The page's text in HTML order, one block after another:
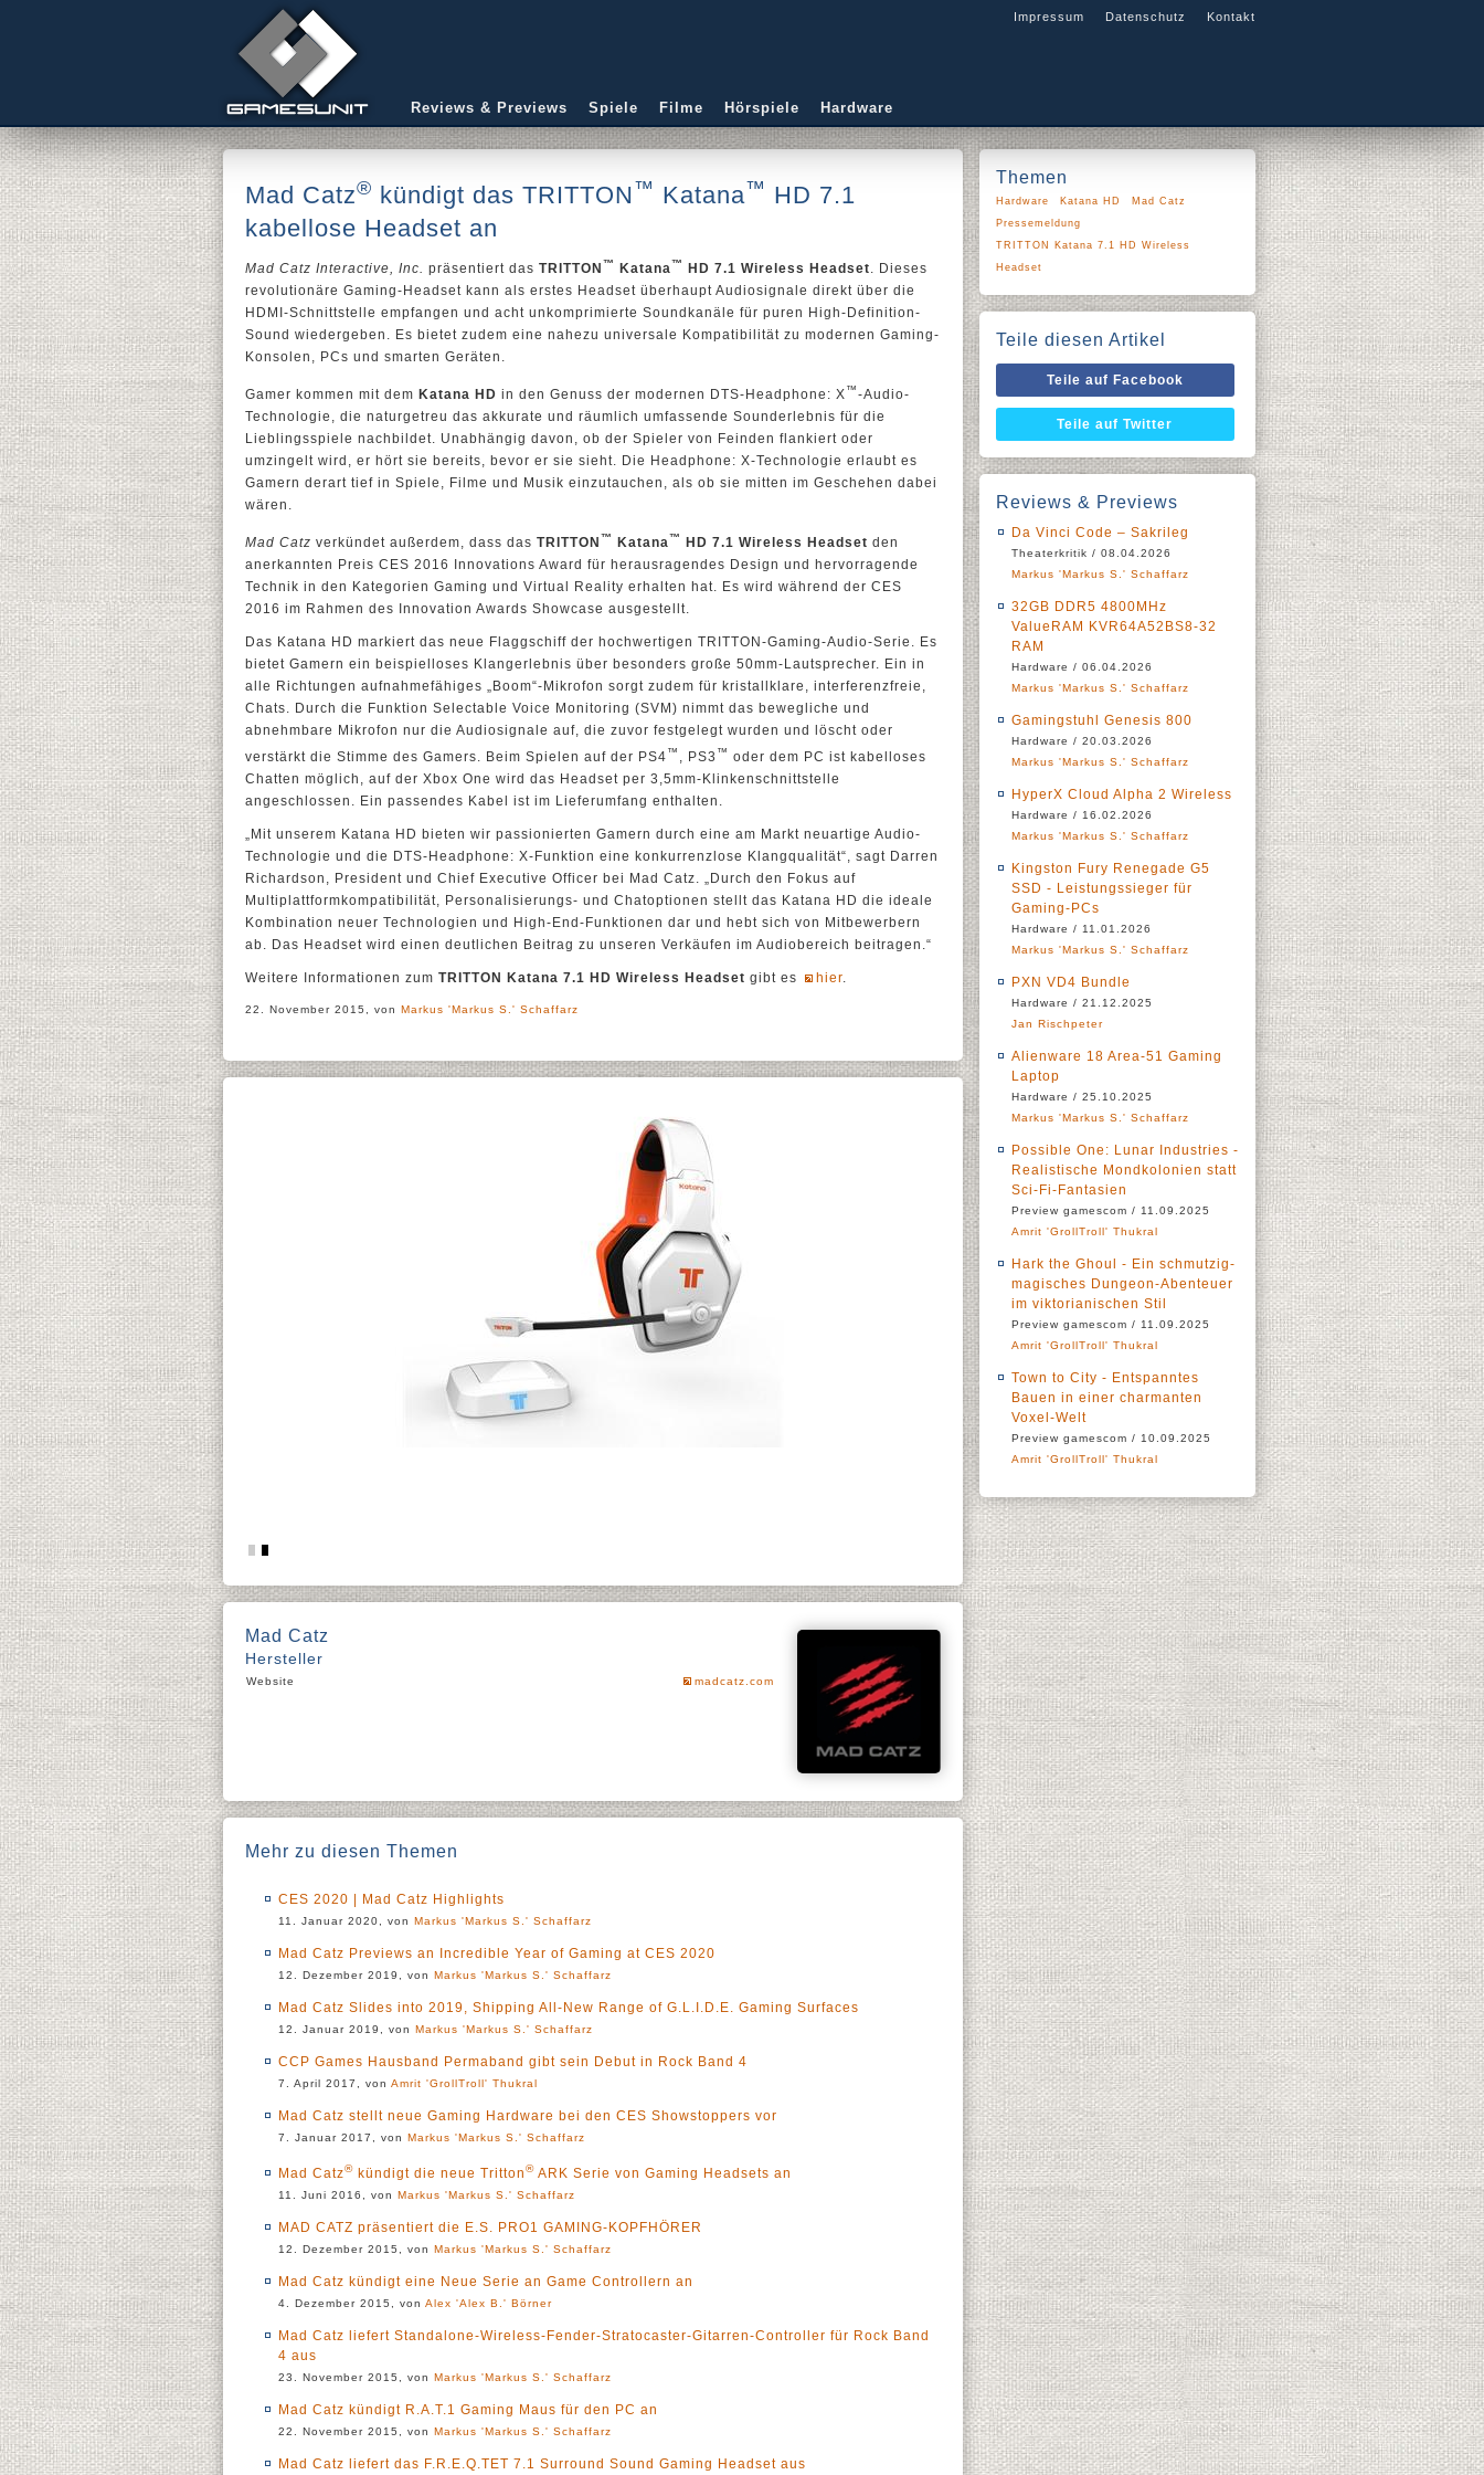
Impressum Datenschutz Kontakt
Reviews & Previews Spiele Filme Hörspiele Hardware
Mad Catz® kündigt das TRITTON™ Katana™ HD 7.1
kabellose Headset an
Mad Catz Interactive, Inc. präsentiert das TRITTON ™ Katana™ HD 7.1 Wireless Headset. Dieses
revolutionäre Gaming-Headset kann als erstes Headset überhaupt Audiosignale direkt über die
HDMI-Schnittstelle empfangen und acht unkomprimierte Soundkanäle für puren High-Definition-
Sound wiedergeben. Es bietet zudem eine nahezu universale Kompatibilität zu modernen Gaming-
Konsolen, PCs und smarten Geräten.
Gamer kommen mit dem Katana HD in den Genuss der modernen DTS-Headphone: X™-Audio-
Technologie, die naturgetreu das akkurate und räumlich umfassende Sounderlebnis für die
Lieblingsspiele nachbildet. Unabhängig davon, ob der Spieler von Feinden flankiert oder
umzingelt wird, er hört sie bereits, bevor er sie sieht. Die Headphone: X-Technologie erlaubt es
Gamern derart tief in Spiele, Filme und Musik einzutauchen, als ob sie mitten im Geschehen dabei
wären.
Mad Catz verkündet außerdem, dass das TRITTON ™ Katana™ HD 7.1 Wireless Headset den
anerkannten Preis CES 2016 Innovations Award für herausragendes Design und hervorragende
Technik in den Kategorien Gaming und Virtual Reality erhalten hat. Es wird während der CES
2016 im Rahmen des Innovation Awards Showcase ausgestellt.
Das Katana HD markiert das neue Flaggschiff der hochwertigen TRITTON-Gaming-Audio-Serie. Es
bietet Gamern ein beispielloses Klangerlebnis über besonders große 50mm-Lautsprecher. Ein in
alle Richtungen aufnahmefähiges „Boom“-Mikrofon sorgt zudem für kristallklare, interferenzfreie,
Chats. Durch die Funktion Selectable Voice Monitoring (SVM) nimmt das bewegliche und
abnehmbare Mikrofon nur die Audiosignale auf, die zuvor festgelegt wurden und löscht oder
verstärkt die Stimme des Gamers. Beim Spielen auf der PS4™ , PS3 ™ oder dem PC ist kabelloses
Chatten möglich, auf der Xbox One wird das Headset per 3,5mm-Klinkenschnittstelle
angeschlossen. Ein passendes Kabel ist im Lieferumfang enthalten.
„Mit unserem Katana HD bieten wir passionierten Gamern durch eine am Markt neuartige Audio-
Technologie und die DTS-Headphone: X-Funktion eine konkurrenzlose Klangqualität“, sagt Darren
Richardson, President und Chief Executive Officer bei Mad Catz. „Durch den Fokus auf
Multiplattformkompatibilität, Personalisierungs- und Chatoptionen stellt das Katana HD die ideale
Kombination neuer Technologien und High-End-Funktionen dar und hebt sich von Mitbewerbern
ab. Das Headset wird einen deutlichen Beitrag zu unseren Verkäufen im Audiobereich beitragen.“
Weitere Informationen zum TRITTON Katana 7.1 HD Wireless Headset gibt es hier.
22. November 2015, von Markus 'Markus S.' Schaffarz
Mad Catz
Hersteller
Website madcatz.com
Mehr zu diesen Themen
CES 2020 | Mad Catz Highlights
11. Januar 2020, von Markus 'Markus S.' Schaffarz
Mad Catz Previews an Incredible Year of Gaming at CES 2020
12. Dezember 2019, von Markus 'Markus S.' Schaffarz
Mad Catz Slides into 2019, Shipping All-New Range of G.L.I.D.E. Gaming Surfaces
12. Januar 2019, von Markus 'Markus S.' Schaffarz
CCP Games Hausband Permaband gibt sein Debut in Rock Band 4
7. April 2017, von Amrit 'GrollTroll' Thukral
Mad Catz stellt neue Gaming Hardware bei den CES Showstoppers vor
7. Januar 2017, von Markus 'Markus S.' Schaffarz
Mad Catz® kündigt die neue Tritton® ARK Serie von Gaming Headsets an
11. Juni 2016, von Markus 'Markus S.' Schaffarz
MAD CATZ präsentiert die E.S. PRO1 GAMING-KOPFHÖRER
12. Dezember 2015, von Markus 'Markus S.' Schaffarz
Mad Catz kündigt eine Neue Serie an Game Controllern an
4. Dezember 2015, von Alex 'Alex B.' Börner
Mad Catz liefert Standalone-Wireless-Fender-Stratocaster-Gitarren-Controller für Rock Band
4 aus
23. November 2015, von Markus 'Markus S.' Schaffarz
Mad Catz kündigt R.A.T.1 Gaming Maus für den PC an
22. November 2015, von Markus 'Markus S.' Schaffarz
Mad Catz liefert das F.R.E.Q.TET 7.1 Surround Sound Gaming Headset aus
Themen
Hardware Katana HD
Mad Catz
Pressemeldung
TRITTON Katana 7.1 HD Wireless
Headset
Teile diesen Artikel
Teile auf Facebook
Teile auf Twitter
Reviews & Previews
Da Vinci Code – Sakrileg
Theaterkritik / 08.04.2026
Markus 'Markus S.' Schaffarz
32GB DDR5 4800MHz
ValueRAM KVR64A52BS8-32
RAM
Hardware / 06.04.2026
Markus 'Markus S.' Schaffarz
Gamingstuhl Genesis 800
Hardware / 20.03.2026
Markus 'Markus S.' Schaffarz
HyperX Cloud Alpha 2 Wireless
Hardware / 16.02.2026
Markus 'Markus S.' Schaffarz
Kingston Fury Renegade G5
SSD - Leistungssieger für
Gaming-PCs
Hardware / 11.01.2026
Markus 'Markus S.' Schaffarz
PXN VD4 Bundle
Hardware / 21.12.2025
Jan Rischpeter
Alienware 18 Area-51 Gaming
Laptop
Hardware / 25.10.2025
Markus 'Markus S.' Schaffarz
Possible One: Lunar Industries -
Realistische Mondkolonien statt
Sci-Fi-Fantasien
Preview gamescom / 11.09.2025
Amrit 'GrollTroll' Thukral
Hark the Ghoul - Ein schmutzig-
magisches Dungeon-Abenteuer
im viktorianischen Stil
Preview gamescom / 11.09.2025
Amrit 'GrollTroll' Thukral
Town to City - Entspanntes
Bauen in einer charmanten
Voxel-Welt
Preview gamescom / 10.09.2025
Amrit 'GrollTroll' Thukral